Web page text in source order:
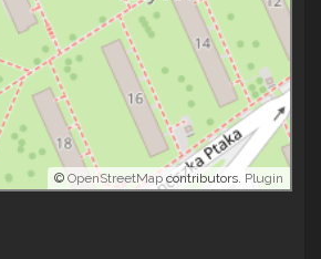
© OpenStreetMap contributors. Plugin